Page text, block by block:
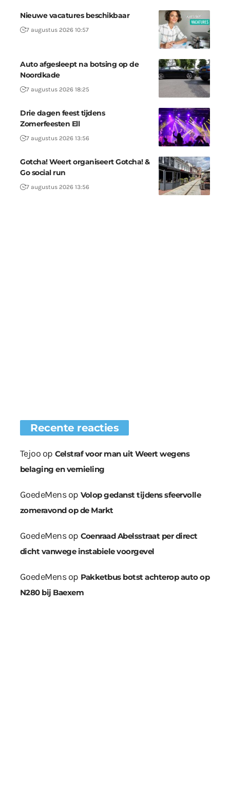
Nieuwe vacatures beschikbaar
7 augustus 2026 10:57
Auto afgesleept na botsing op de
Noordkade
7 augustus 2026 18:25
Drie dagen feest tijdens
Zomerfeesten Ell
7 augustus 2026 13:56
Gotcha! Weert organiseert Gotcha! &
Go social run
7 augustus 2026 13:56
Recente reacties
Tejoo op Celstraf voor man uit Weert wegens
belaging en vernieling
GoedeMensop Volop gedanst tijdens sfeervolle
zomeravond op de Markt
GoedeMensop Coenraad Abelsstraat per direct
dicht vanwege instabiele voorgevel
GoedeMensop Pakketbus botst achterop auto op
N280 bij Baexem